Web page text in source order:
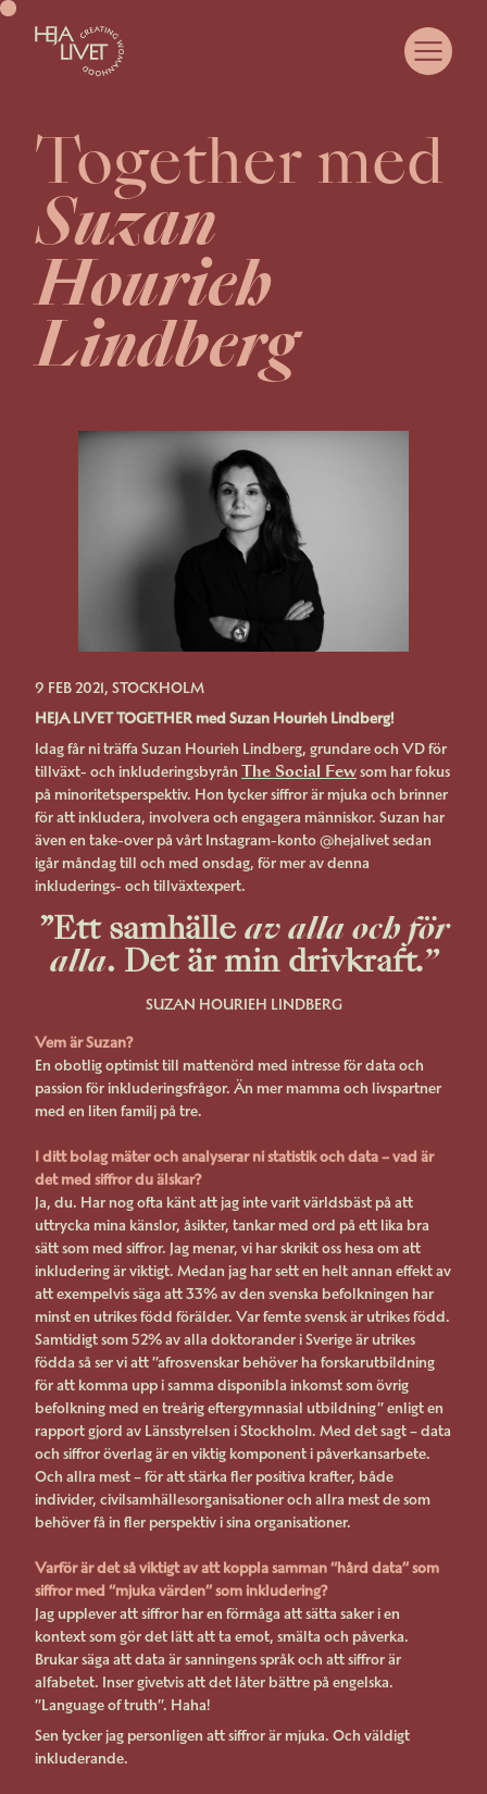
OM HEJA LIVET
COMMUNITY
SAMARBETA MED OSS
CASE
WOMANHOOD
JUST NU
KURSER & EVENTS
MEDLEMSPORTAL
KONTAKT
Together med
Suzan
Hourieh
Lindberg
9 FEB 2021, STOCKHOLM
HEJA LIVET TOGETHER med Suzan Hourieh Lindberg!
Idag får ni träffa Suzan Hourieh Lindberg, grundare och VD för
tillväxt- och inkluderingsbyrån The Social Fewsom har fokus
på minoritetsperspektiv. Hon tycker siffror är mjuka och brinner
för att inkludera, involvera och engagera människor. Suzan har
även en take-over på vårt Instagram-konto @hejalivet sedan
igår måndag till och med onsdag, för mer av denna
inkluderings- och tillväxtexpert.
”Ett samhälleav alla och för
alla. Det är min drivkraft.”
SUZAN HOURIEH LINDBERG
Vem är Suzan?
En obotlig optimist till mattenörd med intresse för data och
passion för inkluderingsfrågor. Än mer mamma och livspartner
med en liten familj på tre.
I ditt bolag mäter och analyserar ni statistik och data – vad är
det med siffror du älskar?
Ja, du. Har nog ofta känt att jag inte varit världsbäst på att
uttrycka mina känslor, åsikter, tankar med ord på ett lika bra
sätt som med siffror. Jag menar, vi har skrikit oss hesa om att
inkludering är viktigt. Medan jag har sett en helt annan effekt av
att exempelvis säga att 33% av den svenska befolkningen har
minst en utrikes född förälder. Var femte svensk är utrikes född.
Samtidigt som 52% av alla doktorander i Sverige är utrikes
födda så ser vi att ”afrosvenskar behöver ha forskarutbildning
för att komma upp i samma disponibla inkomst som övrig
befolkning med en treårig eftergymnasial utbildning” enligt en
rapport gjord av Länsstyrelsen i Stockholm. Med det sagt – data
och siffror överlag är en viktig komponent i påverkansarbete.
Och allra mest – för att stärka fler positiva krafter, både
individer, civilsamhällesorganisationer och allra mest de som
behöver få in fler perspektiv i sina organisationer.
Varför är det så viktigt av att koppla samman “hård data” som
siffror med “mjuka värden” som inkludering?
Jag upplever att siffror har en förmåga att sätta saker i en
kontext som gör det lätt att ta emot, smälta och påverka.
Brukar säga att data är sanningens språk och att siffror är
alfabetet. Inser givetvis att det låter bättre på engelska.
”Language of truth”. Haha!
Sen tycker jag personligen att siffror är mjuka. Och väldigt
inkluderande.